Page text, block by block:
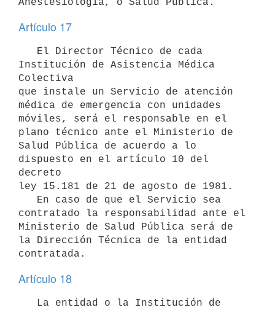
Artículo 17
Institución de Asistencia Médica
Colectiva
que instale un Servicio de atención
médica de emergencia con unidades
móviles, será el responsable en el
plano técnico ante el Ministerio de
Salud Pública de acuerdo a lo
dispuesto en el artículo 10 del
decreto
ley 15.181 de 21 de agosto de 1981.
contratado la responsabilidad ante el
Ministerio de Salud Pública será de
la Dirección Técnica de la entidad
contratada.
Artículo 18